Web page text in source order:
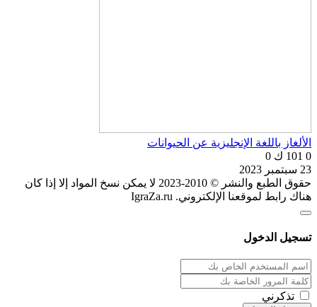
الألغاز باللغة الإنجليزية عن الحيوانات
0 101 ك
0
23 سبتمبر 2023
حقوق الطبع والنشر © 2010-2023 لا يمكن نسخ المواد إلا إذا كان
هناك رابط لموقعنا الإلكتروني. IgraZa.ru
تسجيل الدخول
تذكرني